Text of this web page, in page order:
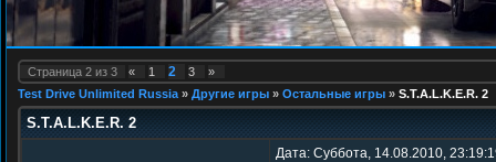
Страница 2 из 3 « 1 2 3
»
Test Drive Unlimited Russia » Другие игры » Остальные игры » S.T.A.L.K.E.R. 2
S.T.A.L.K.E.R. 2
Дата: Суббота, 14.08.2010,